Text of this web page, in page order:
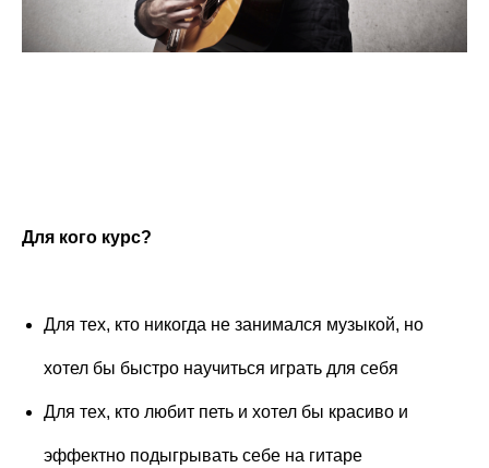
Для кого курс?
Для тех, кто никогда не занимался музыкой, но
хотел бы быстро научиться играть для себя
Для тех, кто любит петь и хотел бы красиво и
эффектно подыгрывать себе на гитаре